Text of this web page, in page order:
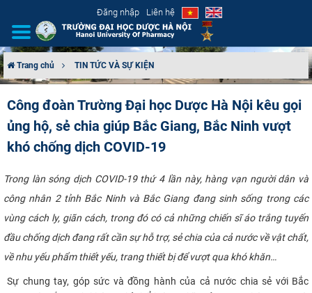
Đăng nhập Liên hệ
CƠ CẤU TỔ CHỨC
TUYỂN SINH
ĐÀO TẠO
ĐẢM BẢO CHẤT LƯỢNG
KHOA HỌC CÔNG NGHỆ
Trang chủ TIN TỨC VÀ SỰ KIỆN
Công đoàn Trường Đại học Dược Hà Nội kêu gọi
ủng hộ, sẻ chia giúp Bắc Giang, Bắc Ninh vượt
khó chống dịch COVID-19
Trong làn sóng dịch COVID-19 thứ 4 lần này, hàng vạn người dân và
công nhân 2 tỉnh Bắc Ninh và Bắc Giang đang sinh sống trong các
vùng cách ly, giãn cách, trong đó có cả những chiến sĩ áo trắng tuyến
đầu chống dịch đang rất cần sự hỗ trợ, sẻ chia của cả nước về vật chất,
về nhu yếu phẩm thiết yếu, trang thiết bị để vượt qua khó khăn…​
​Sự chung tay, góp sức và đồng hành của cả nước chia sẻ với Bắc